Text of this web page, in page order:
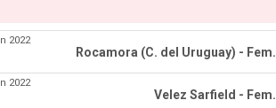
2022
Rocamora (C. del Uruguay) - Fem.
2022
Velez Sarfield - Fem.